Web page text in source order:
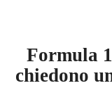
Formula
chiedono